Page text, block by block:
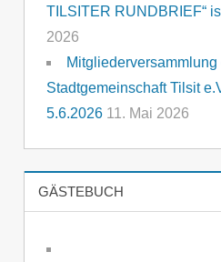
TILSITER RUNDBRIEF“
2026
Mitgliederversammlung
Stadtgemeinschaft Tilsit
5.6.2026 11. Mai 2026
GÄSTEBUCH